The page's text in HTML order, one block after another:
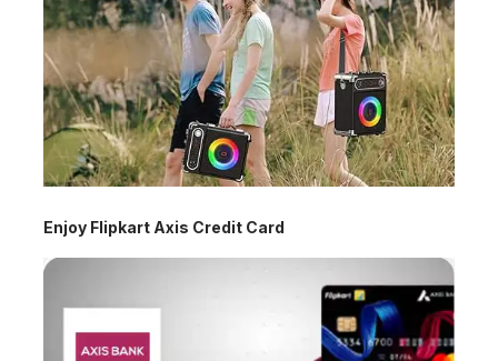
Enjoy Flipkart Axis Credit Card